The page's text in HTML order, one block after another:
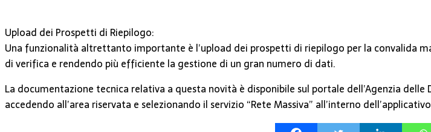
Upload dei Prospetti di Riepilogo:
Una funzionalità altrettanto importante è l’upload dei prospetti di riepilogo per la convalida
di verifica e rendendo più efficiente la gestione di un gran numero di dati.
La documentazione tecnica relativa a questa novità è disponibile sul portale dell’Agenzia
accedendo all’area riservata e selezionando il servizio “Rete Massiva” all’interno